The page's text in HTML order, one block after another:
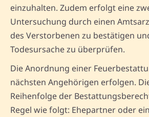
einzuhalten. Zudem erfolgt eine
Untersuchung durch einen
des Verstorbenen zu bestätigen
Todesursache zu überprüfen.
Die Anordnung einer
nächsten Angehörigen erfolgen.
Reihenfolge der
Regel wie folgt: Ehepartner oder